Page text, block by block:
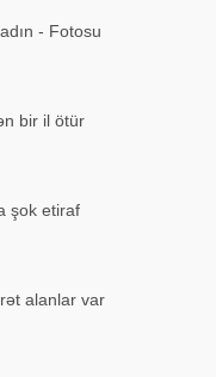
- Fotosu
bir il ötür
şok etiraf
alanlar var